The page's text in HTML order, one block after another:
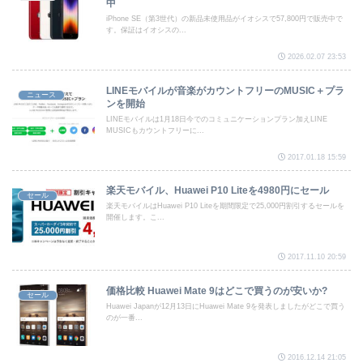
中
iPhone SE（第3世代）の新品未使用品がイオシスで57,800円で販売中で
す。保証はイオシスの...
2026.02.07 23:53
ニュース
LINEモバイルが音楽がカウントフリーのMUSIC＋プラ
ンを開始
LINEモバイルは1月18日今でのコミュニケーションプラン加えLINE
MUSICもカウントフリーに...
2017.01.18 15:59
セール 楽天モバイル、Huawei P10 Liteを4980円にセール
楽天モバイルはHuawei P10 Liteを期間限定で25,000円割引するセールを
開催します。こ...
2017.11.10 20:59
セール 価格比較 Huawei Mate 9はどこで買うのが安いか?
Huawei Japanが12月13日にHuawei Mate 9を発表しましたがどこで買う
のが一番...
2016.12.14 21:05